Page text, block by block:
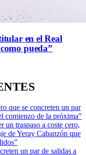
en el Real
pueda”
que se concreten un par
comienzo de la próxima”
un traspaso a coste cero,
de Yeray Cabanzón que
un par de salidas a